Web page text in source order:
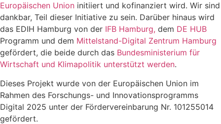
Europäischen Union initiiert und kofinanziert wird. Wir sind
dankbar, Teil dieser Initiative zu sein. Darüber hinaus wird
das EDIH Hamburg von der IFB Hamburg, dem DE HUB
Programm und dem Mittelstand-Digital Zentrum Hamburg
gefördert, die beide durch das Bundesministerium für
Wirtschaft und Klimapolitik unterstützt werden.
Dieses Projekt wurde von der Europäischen Union im
Rahmen des Forschungs- und Innovationsprogramms
Digital 2025 unter der Fördervereinbarung Nr. 101255014
gefördert.